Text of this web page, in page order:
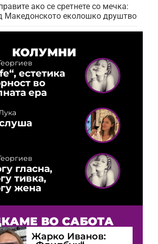
ако се сретнете со мечка:
Македонското еколошко друштво
КОЛУМНИ
естетика
во
ера
гласна,
тивка,
жена
ВО САБОТА
Жарко Иванов: